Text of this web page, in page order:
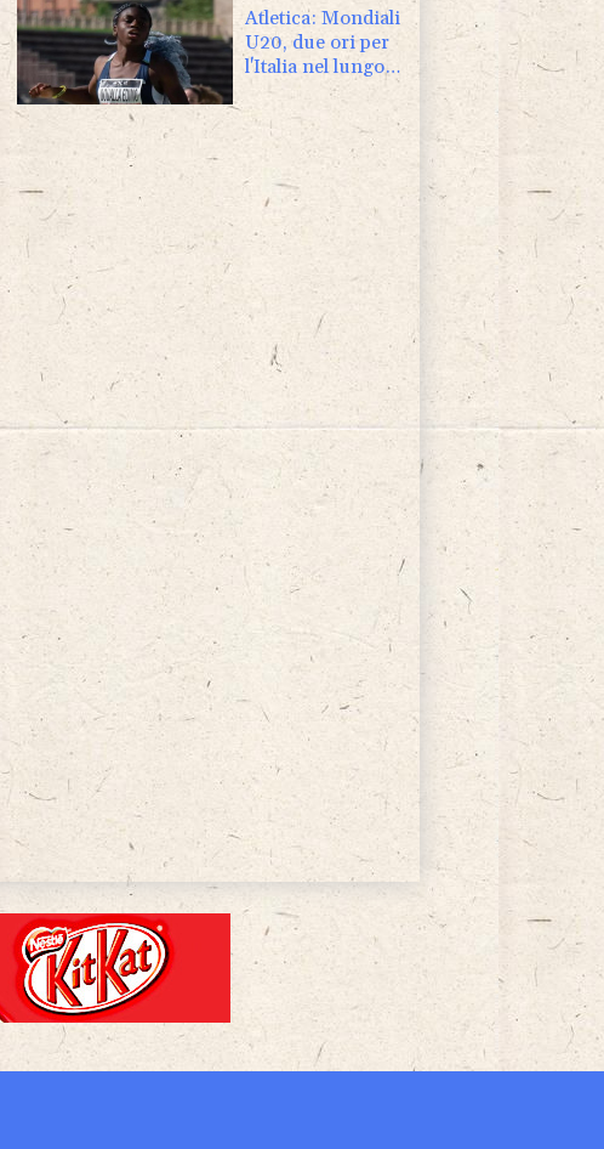
Atletica: Mondiali
U20, due ori per
l'Italia nel lungo e
staffetta 4x100
mista